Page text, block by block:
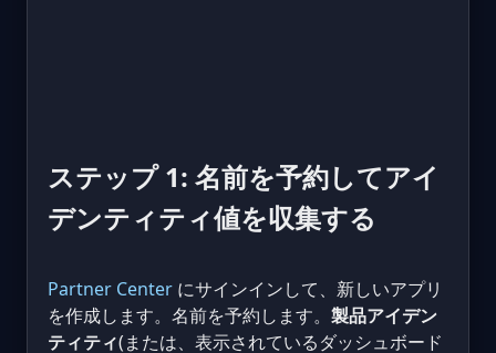
ステップ 1: 名前を予約してアイ
デンティティ値を収集する
Partner Center にサインインして、新しいアプリ
を作成します。名前を予約します。 製品アイデン
ティティ(または、表示されているダッシュボード